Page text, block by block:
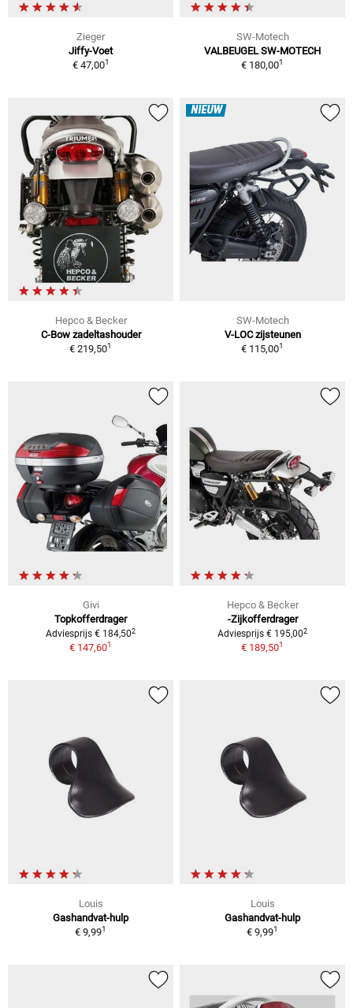
Zieger
Jiffy-Voet
€ 47,001
SW-Motech
VALBEUGEL SW-MOTECH
€ 180,001
Hepco & Becker
C-Bow zadeltashouder
€ 219,501
NIEUW
SW-Motech
V-LOC zijsteunen
€ 115,001
Givi
Topkofferdrager
Adviesprijs € 184,502
€ 147,601
Hepco & Becker
-Zijkofferdrager
Adviesprijs € 195,002
€ 189,501
Louis
Gashandvat-hulp
€ 9,991
Louis
Gashandvat-hulp
€ 9,991